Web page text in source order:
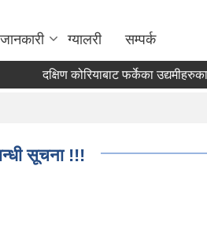
ग्यालरी सम्पर्क
दक्षिण कोरियाबाट फर्केका उद्यमीहरुका
सूचना !!!